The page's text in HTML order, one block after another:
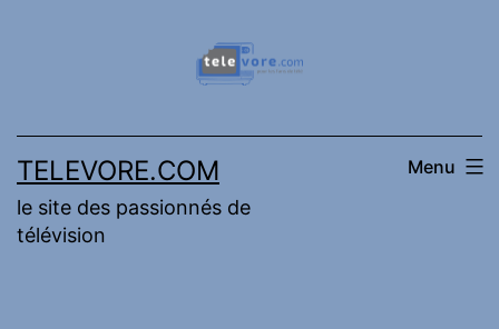
TELEVORE.COM
le site des passionnés de
télévision
Menu